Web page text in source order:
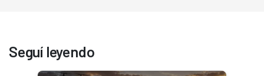
Seguí leyendo